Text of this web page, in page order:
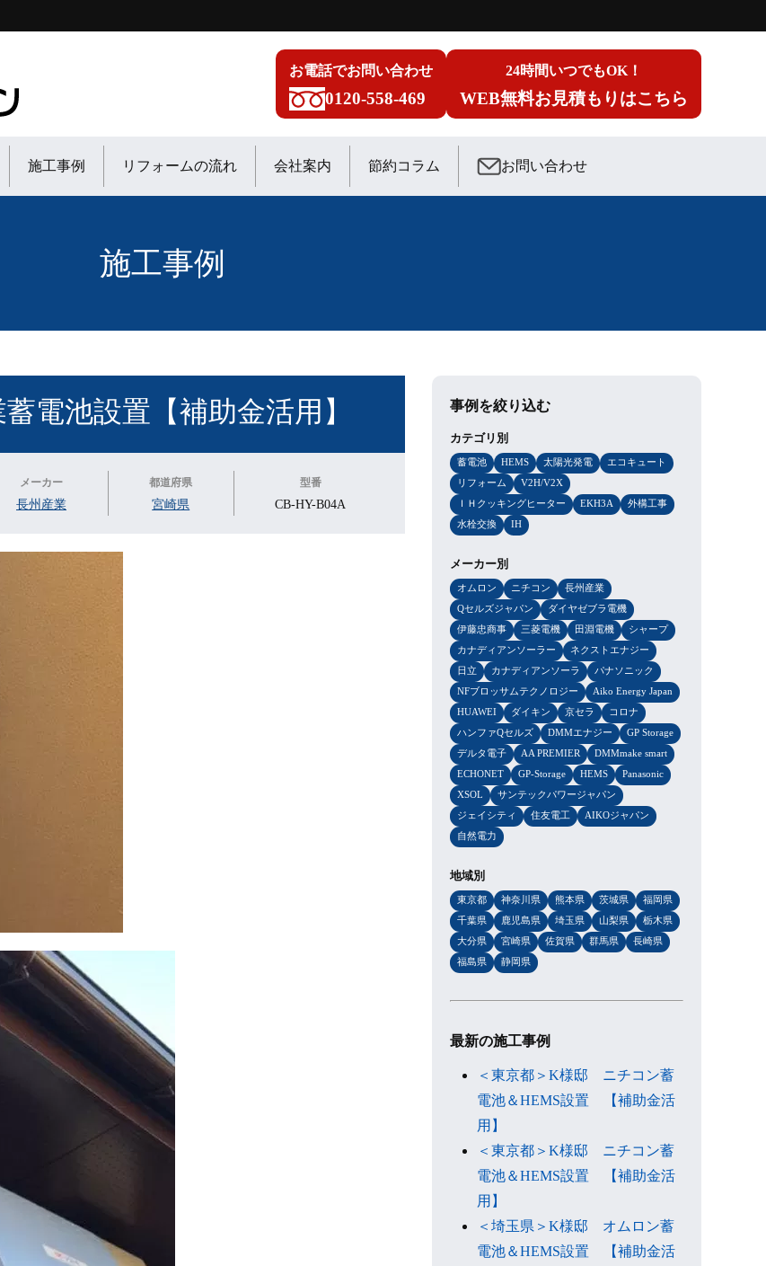
お電話でお問い合わせ
0120-558-469
24時間いつでもOK！
WEB無料お見積もりはこちら
施工事例 リフォームの流れ 会社案内 節約コラム お問い合わせ
施工事例
電池設置【補助金活用】
メーカー
長州産業
都道府県
宮崎県
型番
CB-HY-B04A
事例を絞り込む
カテゴリ別
蓄電池 HEMS 太陽光発電
エコキュート
リフォーム
V2H/V2X
ＩＨクッキングヒーター
EKH3A
外構工事
水栓交換
IH
メーカー別
オムロン ニチコン
長州産業
Qセルズジャパン
ダイヤゼブラ電機
伊藤忠商事
三菱電機 田淵電機
シャープ
カナディアンソーラー
ネクストエナジー
日立
カナディアンソーラ
パナソニック
NFブロッサムテクノロジー
Aiko Energy Japan
HUAWEI
ダイキン 京セラ
コロナ
ハンファQセルズ
DMMエナジー
GP Storage
デルタ電子
AA PREMIER
DMMmake smart
ECHONET
GP-Storage HEMS
Panasonic
XSOL
サンテックパワージャパン
ジェイシティ
住友電工
AIKOジャパン
自然電力
地域別
東京都 神奈川県 熊本県 茨城県
福岡県
千葉県
鹿児島県 埼玉県 山梨県
栃木県
大分県
宮崎県 佐賀県 群馬県
長崎県
福島県
静岡県
最新の施工事例
＜東京都＞K様邸 ニチコン蓄
電池＆HEMS設置 【補助金活
用】
＜東京都＞K様邸 ニチコン蓄
電池＆HEMS設置 【補助金活
用】
＜埼玉県＞K様邸 オムロン蓄
電池＆HEMS設置 【補助金活